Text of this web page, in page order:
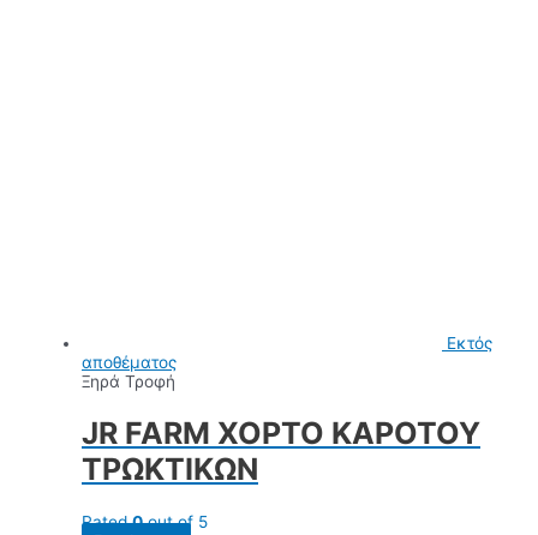
Εκτός
αποθέματος
Ξηρά Τροφή
JR FARM ΧΟΡΤΟ ΚΑΡΟΤΟΥ
ΤΡΩΚΤΙΚΩΝ
Rated0out of 5